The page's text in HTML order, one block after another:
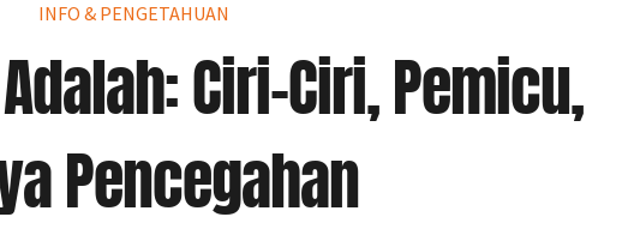
INFO & PENGETAHUAN
Ciri-Ciri, Pemicu,
Pencegahan